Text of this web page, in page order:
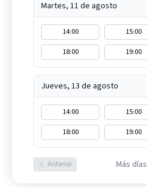
Martes, 11 de agosto
14:00 15:00
18:00
19:00
Jueves, 13 de agosto
14:00 15:00
18:00
19:00
Anterior Más días